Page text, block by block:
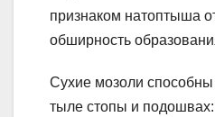
признаком натоптыша
обширность
Сухие мозоли
тыле стопы и подошвах: